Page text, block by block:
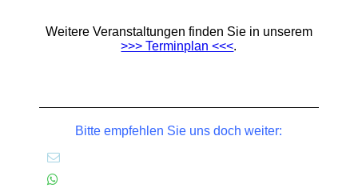
Weitere Veranstaltungen finden Sie in unserem
>>> Terminplan <<<.
Bitte empfehlen Sie uns doch weiter: